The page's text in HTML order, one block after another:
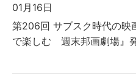
01月16日
第206回 サブスク時代の
で楽しむ 週末邦画劇場』